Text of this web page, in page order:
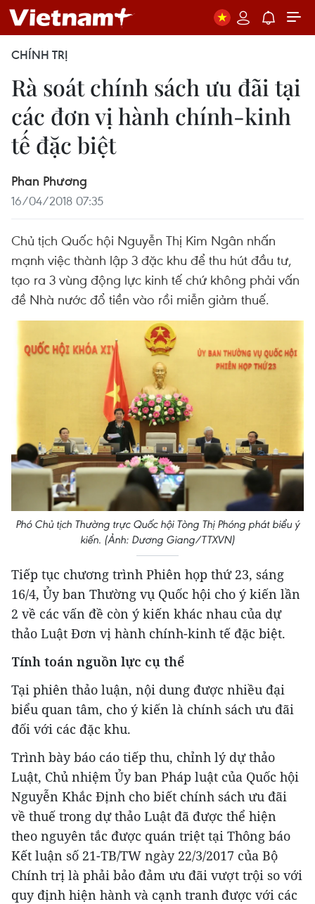
CHÍNH TRỊ
Rà soát chính sách ưu đãi tại
các đơn vị hành chính-kinh
tế đặc biệt
Phan Phương
16/04/2018 07:35
Chủ tịch Quốc hội Nguyễn Thị Kim Ngân nhấn
mạnh việc thành lập 3 đặc khu để thu hút đầu tư,
tạo ra 3 vùng động lực kinh tế chứ không phải vấn
đề Nhà nước đổ tiền vào rồi miễn giảm thuế.
Phó Chủ tịch Thường trực Quốc hội Tòng Thị Phóng phát biểu ý
kiến. (Ảnh: Dương Giang/TTXVN)
Tiếp tục chương trình Phiên họp thứ 23, sáng
16/4, Ủy ban Thường vụ Quốc hội cho ý kiến lần
2 về các vấn đề còn ý kiến khác nhau của dự
thảo Luật Đơn vị hành chính-kinh tế đặc biệt.
Tính toán nguồn lực cụ thể
Tại phiên thảo luận, nội dung được nhiều đại
biểu quan tâm, cho ý kiến là chính sách ưu đãi
đối với các đặc khu.
Trình bày báo cáo tiếp thu, chỉnh lý dự thảo
Luật, Chủ nhiệm Ủy ban Pháp luật của Quốc hội
Nguyễn Khắc Định cho biết chính sách ưu đãi
về thuế trong dự thảo Luật đã được thể hiện
theo nguyên tắc được quán triệt tại Thông báo
Kết luận số 21-TB/TW ngày 22/3/2017 của Bộ
Chính trị là phải bảo đảm ưu đãi vượt trội so với
quy định hiện hành và cạnh tranh được với các